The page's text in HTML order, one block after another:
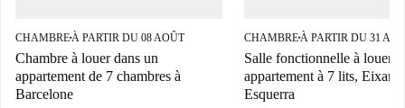
CHAMBRE■À PARTIR DU 08 AOÛT
Chambre à louer dans un
appartement de 7 chambres à
Barcelone
CHAMBRE■À PARTIR DU 31
Salle fonctionnelle à louer,
appartement à 7 lits,
Esquerra